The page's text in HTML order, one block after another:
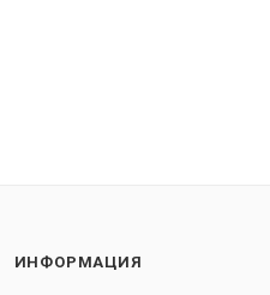
ИНФОРМАЦИЯ